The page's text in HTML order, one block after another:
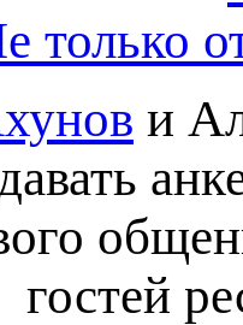
только
и
гостей